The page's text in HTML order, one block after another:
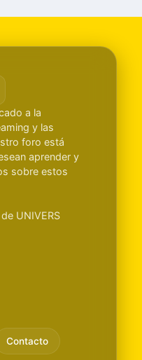
a la
y las
foro está
aprender y
sobre estos
UNIVERS
Contacto